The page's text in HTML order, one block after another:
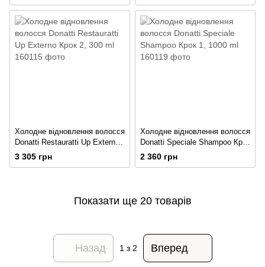
Холодне відновлення волосся
Donatti Restauratti Up Externo
Крок 2, 300 ml
3 305 грн
Холодне відновлення волосся
Donatti Speciale Shampoo Крок
1, 1000 ml
2 360 грн
Показати ще 20 товарів
Назад 1 з 2 Вперед